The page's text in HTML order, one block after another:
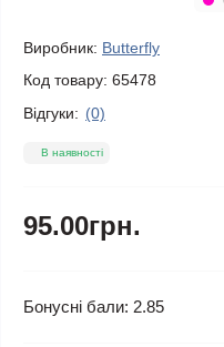
Виробник: Butterfly
Код товару: 65478
Відгуки: (0)
В наявності
95.00грн.
Бонусні бали: 2.85